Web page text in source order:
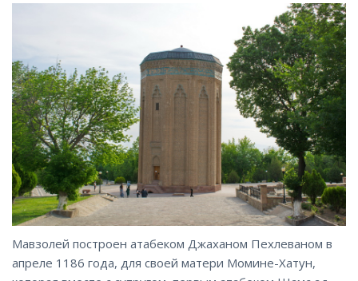
Мавзолей построен атабеком Джаханом Пехлеваном в
апреле 1186 года, для своей матери Момине-Хатун,